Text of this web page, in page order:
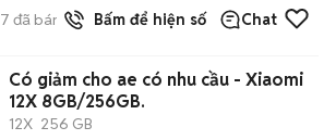
7 đã bán Bấm để hiện số Chat
Có giảm cho ae có nhu cầu - Xiaomi
12X 8GB/256GB.
12X 256 GB